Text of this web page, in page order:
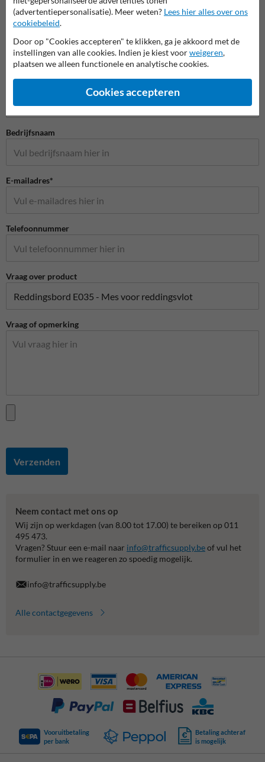
Stel je vraag aan Veiligheidsbordkopen.be
Bedrijfsnaam
E-mailadres*
Telefoonnummer
Vraag over product
Vraag of opmerking
Verzenden
Neem contact met ons op
Wij zijn op werkdagen (van 8.00 tot 17.00) te bereiken op 011
495 473.
Vragen? Stuur een e-mail naar info@trafficsupply.beof vul het
formulier in en we reageren zo spoedig mogelijk.
info@trafficsupply.be
Alle contactgegevens
Vooruitbetaling
per bank
Betaling achteraf
is mogelijk
(advertentiepersonalisatie). Meer weten? Lees hier alles over ons
cookiebeleid.
Door op "Cookies accepteren" te klikken, ga je akkoord met de
instellingen van alle cookies. Indien je kiest voorweigeren,
plaatsen we alleen functionele en analytische cookies.
Cookies accepteren